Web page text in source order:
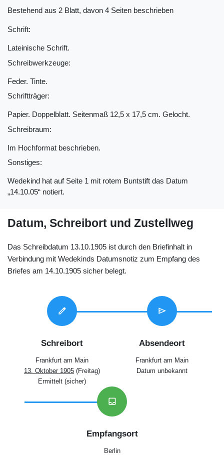
Bestehend aus 2 Blatt, davon 4 Seiten beschrieben
Schrift:
Lateinische Schrift.
Schreibwerkzeuge:
Feder. Tinte.
Schriftträger:
Papier. Doppelblatt. Seitenmaß 12,5 x 17,5 cm. Gelocht.
Schreibraum:
Im Hochformat beschrieben.
Sonstiges:
Wedekind hat auf Seite 1 mit rotem Buntstift das Datum
„14.10.05“ notiert.
Datum, Schreibort und Zustellweg
Das Schreibdatum 13.10.1905 ist durch den Briefinhalt in
Verbindung mit Wedekinds Datumsnotiz zum Empfang des
Briefes am 14.10.1905 sicher belegt.
edit
Schreibort
Frankfurt am Main
13. Oktober 1905 (Freitag)
Ermittelt (sicher)
send
Absendeort
Frankfurt am Main
Datum unbekannt
inbox
Empfangsort
Berlin